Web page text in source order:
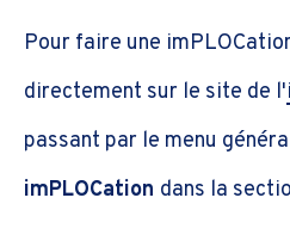
Pour faire une
directement sur le site de l'
passant par le menu
imPLOCation dans la